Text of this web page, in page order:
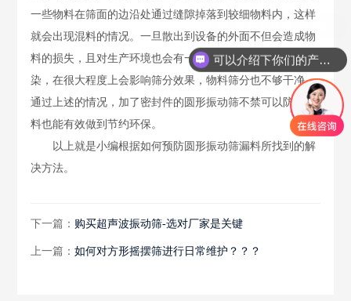
一些物料在筛面的边沿处通过缝隙掉落到较细物料内，这样
就会出现混料的情况。一旦散出到设备的外面不但会造成物
料的损失，且对生产环境也会有一定的影响，造成环境污
染，在很大程度上会影响筛分效果，物料筛分也不够干净。
通过上述的情况，加了密封件的圆形振动筛不禁可以防止漏
料也能有效做到节约环保。
以上就是小编根据如何预防圆形振动筛漏料所找到的解
决方法。
下一篇： 购买超声波振动筛-选对厂家是关键
上一篇： 如何对方形摇摆筛进行日常维护？？？
可以介绍下你们的产品么？